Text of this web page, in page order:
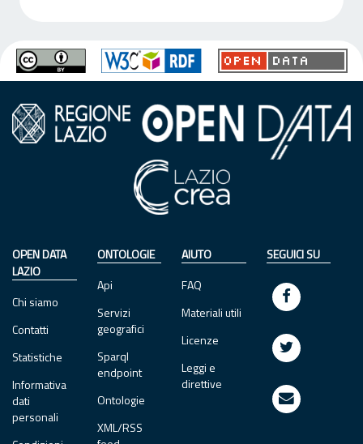
OPEN DATA
LAZIO
Chi siamo
Contatti
Statistiche
Informativa
dati
personali
ONTOLOGIE
Api
Servizi
geografici
Sparql
endpoint
Ontologie
XML/RSS
AIUTO
FAQ
Materiali utili
Licenze
Leggi e
direttive
SEGUICI SU